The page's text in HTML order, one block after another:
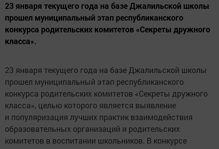
23 января текущего года на базе Джалильской школы
прошел муниципальный этап республиканского
конкурса родительских комитетов «Секреты дружного
класса».
23 января текущего года на базе Джалильской школы
прошел муниципальный этап республиканского
конкурса родительских комитетов «Секреты дружного
класса», целью которого является выявление
и популяризация лучших практик взаимодействия
образовательных организаций и родительских
комитетов в воспитании школьников. В конкурсе